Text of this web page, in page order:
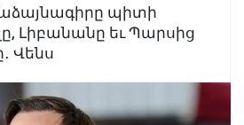
պիտի
Լիբանանը եւ Պարսից
Վենս